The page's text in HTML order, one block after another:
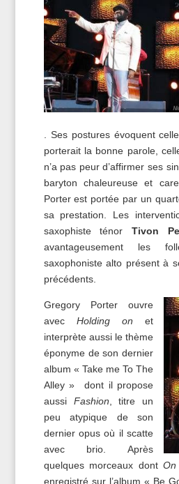
. Ses postures évoquent
porterait la bonne parole,
n’a pas peur d’affirmer ses
baryton chaleureuse et
Porter est portée par un
sa prestation. Les
saxophiste ténor Tivon
avantageusement les
saxophoniste alto présent à
précédents.
Gregory Porter ouvre
avecHolding onet
interprète aussi le thème
éponyme de son dernier
album « Take me To The
Alley » dont il propose
aussi Fashion , titre un
peu atypique de son
dernier opus où il scatte
avec brio. Après
quelques morceaux dont
enregistré sur l’album « Be